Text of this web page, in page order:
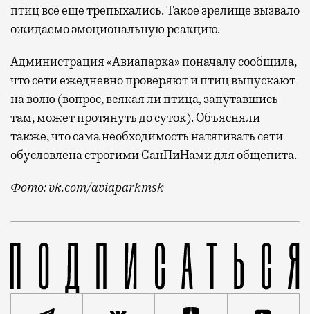
птиц все еще трепыхались. Такое зрелище вызвало
ожидаемо эмоциональную реакцию.
Администрация «Авиапарка» поначалу сообщила,
что сети ежедневно проверяют и птиц выпускают
на волю (вопрос, всякая ли птица, запутавшись
там, может протянуть до суток). Объясняли
также, что сама необходимость натягивать сети
обусловлена строгими СанПиНами для общепита.
Фото: vk.com/aviaparkmsk
В ТРК «Авиапарк» оперативно отреагировали на